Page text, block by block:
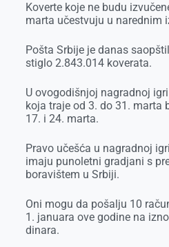
Koverte koje ne budu
marta učestvuju u narednim
Pošta Srbije je danas
stiglo 2.843.014 koverata.
U ovogodišnjoj nagradnoj
koja traje od 3. do 31. marta
17. i 24. marta.
Pravo učešća u nagradnoj
imaju punoletni gradjani s
boravištem u Srbiji.
Oni mogu da pošalju 10
1. januara ove godine na
dinara.